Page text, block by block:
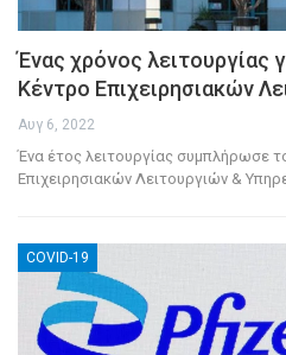
Ένας χρόνος λειτουργίας
Κέντρο Επιχειρησιακών
Αυγ 6, 2022
Ένα έτος λειτουργίας συμπλήρωσε
Επιχειρησιακών Λειτουργιών &
COVID-19